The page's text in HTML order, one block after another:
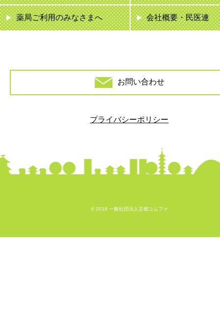
薬局ご利用のみなさまへ 会社概要・民医連
お問い合わせ
プライバシーポリシー
© 2018 一般社団法人京都コムファ